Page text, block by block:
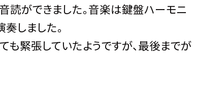
読ができました。音楽は鍵盤ハーモニ
奏しました。
も緊張していたようですが、最後までが